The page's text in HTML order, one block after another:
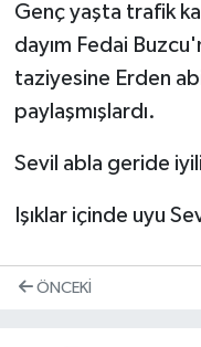
Genç yaşta trafik
dayım Fedai
taziyesine Erden
paylaşmışlardı.
Sevil abla geride
Işıklar içinde uyu
ÖNCEKI